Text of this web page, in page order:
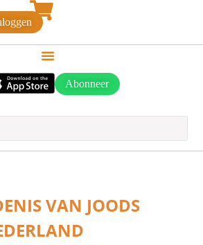
Abonneer
VAN JOODS